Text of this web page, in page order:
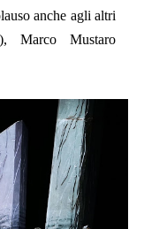
anche agli altri
Marco Mustaro